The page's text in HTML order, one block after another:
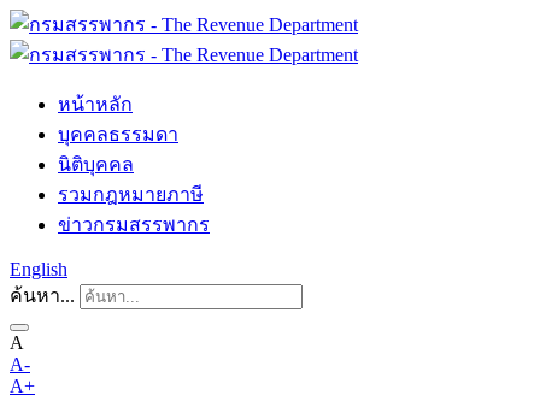
หน้าหลัก
บุคคลธรรมดา
นิติบุคคล
รวมกฎหมายภาษี
ข่าวกรมสรรพากร
English
ค้นหา...
A
A-
A+